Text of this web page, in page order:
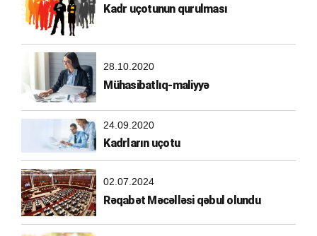
Kadr uçotunun qurulması
28.10.2020
Mühasibatlıq-maliyyə
24.09.2020
Kadrların uçotu
02.07.2024
Rəqabət Məcəlləsi qəbul olundu